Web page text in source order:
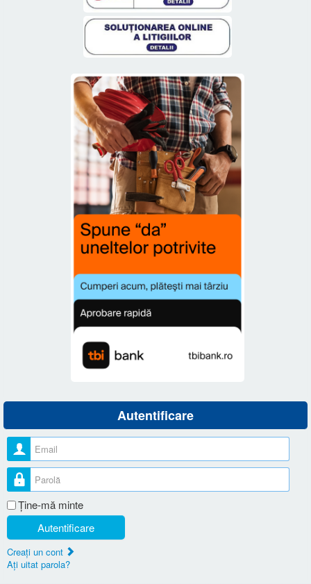
Autentificare
Nume utilizator
Parolă
Ţine-mă minte
Autentificare
Creaţi un cont
Aţi uitat parola?